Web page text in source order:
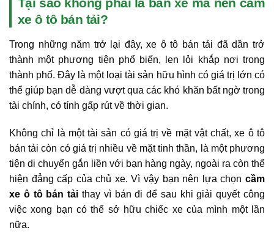
xe ô tô bán tải?
Trong những năm trở lại đây, xe ô tô bán tải đã dần trở
thành một phương tiện phổ biến, len lỏi khắp nơi trong
thành phố. Đây là một loại tài sản hữu hình có giá trị lớn có
thể giúp bạn dễ dàng vượt qua các khó khăn bất ngờ trong
tài chính, có tính gấp rút về thời gian.
Không chỉ là một tài sản có giá trị về mặt vật chất, xe ô tô
bán tải còn có giá trị nhiều về mặt tinh thần, là một phương
tiện di chuyển gắn liền với bạn hàng ngày, ngoài ra còn thể
hiện đẳng cấp của chủ xe. Vì vậy bạn nên lựa chọn cầm
xe ô tô bán tải thay vì bán đi để sau khi giải quyết công
việc xong bạn có thể sở hữu chiếc xe của mình một lần
nữa.